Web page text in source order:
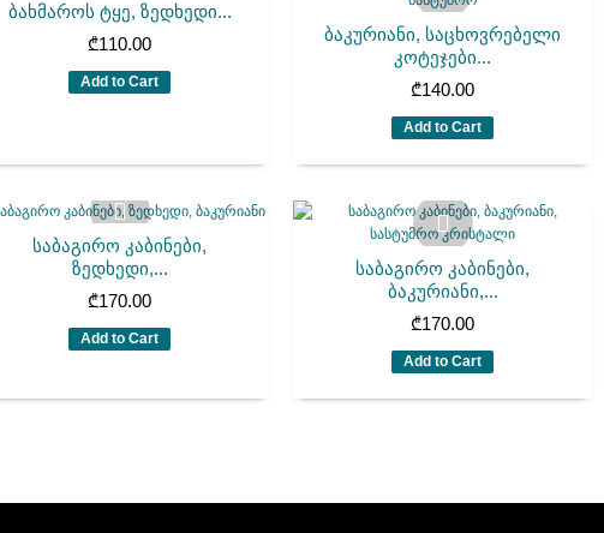
ბახმაროს ტყე, ზედხედი...
₾110.00
Add to Cart
ბაკურიანი, საცხოვრებელი
კოტეჯები...
₾140.00
Add to Cart
საბაგირო კაბინები,
ზედხედი,...
₾170.00
Add to Cart
საბაგირო კაბინები,
ბაკურიანი,...
₾170.00
Add to Cart